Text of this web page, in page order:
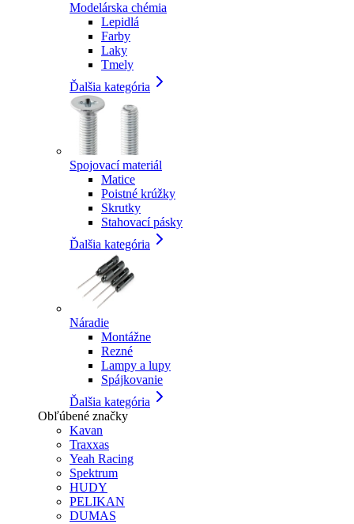
Modelárska chémia
Lepidlá
Farby
Laky
Tmely
Ďalšia kategória
Spojovací materiál
Matice
Poistné krúžky
Skrutky
Stahovací pásky
Ďalšia kategória
Náradie
Montážne
Rezné
Lampy a lupy
Spájkovanie
Ďalšia kategória
Obľúbené značky
Kavan
Traxxas
Yeah Racing
Spektrum
HUDY
PELIKAN
DUMAS